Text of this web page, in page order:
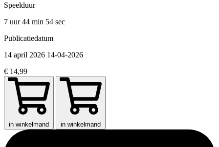
Speelduur
7 uur 44 min 54 sec
Publicatiedatum
14 april 2026 14-04-2026
€ 14,99
in winkelmand in winkelmand